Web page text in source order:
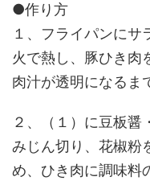
●作り方
１、フライパンにサ
火で熱し、豚ひき肉
肉汁が透明になるま
２、（１）に豆板醤
みじん切り、花椒粉
め、ひき肉に調味料